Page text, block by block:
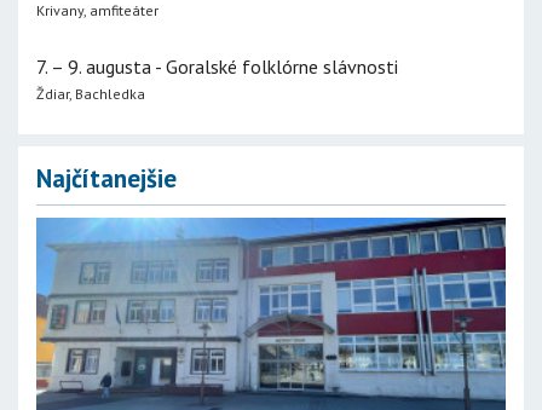
Krivany, amfiteáter
7. – 9. augusta - Goralské folklórne slávnosti
Ždiar, Bachledka
Najčítanejšie